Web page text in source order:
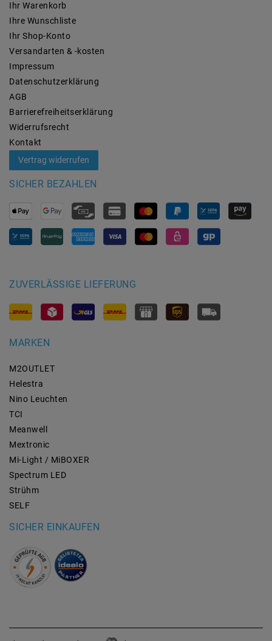
Ihr Warenkorb
Ihre Wunschliste
Ihr Shop-Konto
Versandarten & -kosten
Impressum
Daten­schutz­erklärung
AGB
Barrierefreiheitserklärung
Widerrufs­recht
Kontakt
Vertrag widerrufen
SICHER BEZAHLEN
ZUVERLÄSSIGE LIEFERUNG
MARKEN
M2OUTLET
Helestra
Nino Leuchten
TCI
Meanwell
Mextronic
Mi-Light / MiBOXER
Spectrum LED
Strühm
SELF
SICHER EINKAUFEN